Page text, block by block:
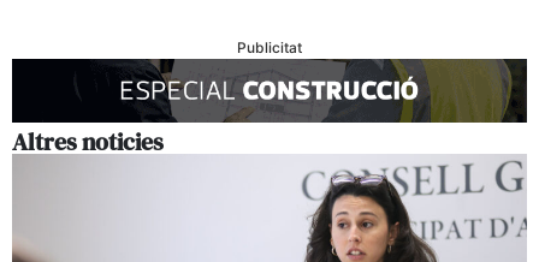
Publicitat
Altres noticies